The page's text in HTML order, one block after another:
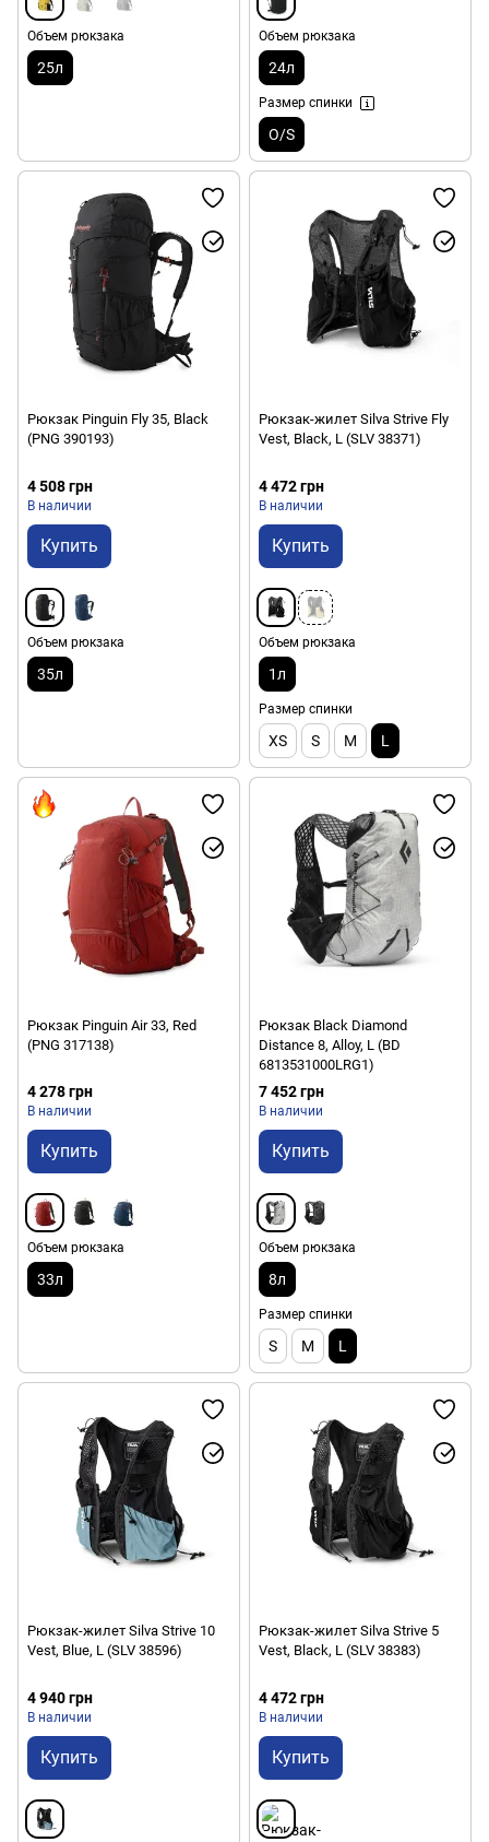
Объем рюкзака
25л
Объем рюкзака
24л
Размер спинки
O/S
Рюкзак Pinguin Fly 35, Black
(PNG 390193)
4 508 грн
В наличии
Купить
Объем рюкзака
35л
Рюкзак-жилет Silva Strive Fly
Vest, Black, L (SLV 38371)
4 472 грн
В наличии
Купить
Объем рюкзака
1л
Размер спинки
XS S M L
Рюкзак Pinguin Air 33, Red
(PNG 317138)
4 278 грн
В наличии
Купить
Объем рюкзака
33л
Рюкзак Black Diamond
Distance 8, Alloy, L (BD
6813531000LRG1)
7 452 грн
В наличии
Купить
Объем рюкзака
8л
Размер спинки
S M L
Рюкзак-жилет Silva Strive 10
Vest, Blue, L (SLV 38596)
4 940 грн
В наличии
Купить
Рюкзак-жилет Silva Strive 5
Vest, Black, L (SLV 38383)
4 472 грн
В наличии
Купить